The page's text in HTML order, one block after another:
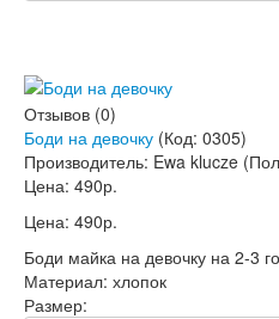
Отзывов (0)
Боди на девочку (Код: 0305)
Производитель: Ewa klucze
Цена: 490р.
Цена: 490р.
Боди майка на девочку на 2-3
Материал: хлопок
Размер: